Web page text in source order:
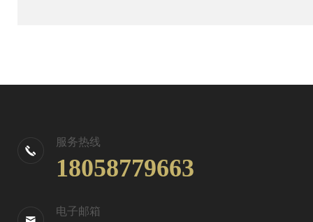
服务热线
18058779663
电子邮箱